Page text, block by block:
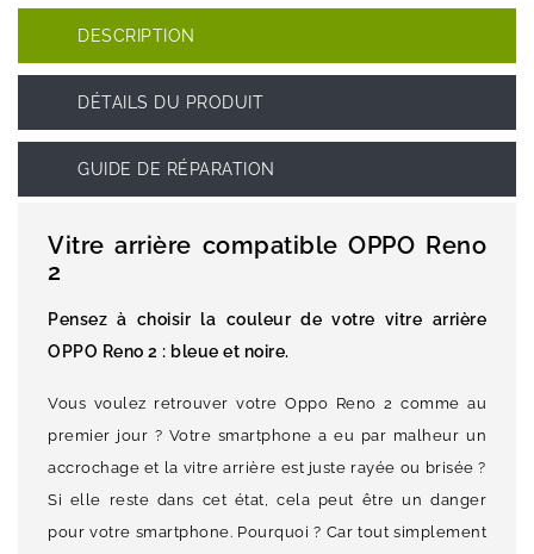
DESCRIPTION
DÉTAILS DU PRODUIT
GUIDE DE RÉPARATION
Vitre arrière compatible OPPO Reno
2
Pensez à choisir la couleur de votre vitre arrière
OPPO Reno 2 : bleue et noire.
Vous voulez retrouver votre Oppo Reno 2 comme au
premier jour ? Votre smartphone a eu par malheur un
accrochage et la vitre arrière est juste rayée ou brisée ?
Si elle reste dans cet état, cela peut être un danger
pour votre smartphone. Pourquoi ? Car tout simplement